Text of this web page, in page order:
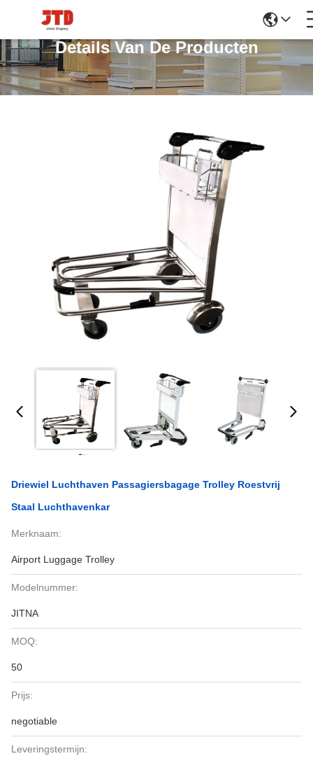
Details Van De Producten
Driewiel Luchthaven Passagiersbagage Trolley Roestvrij
Staal Luchthavenkar
Merknaam:
Airport Luggage Trolley
Modelnummer:
JITNA
MOQ:
50
Prijs:
negotiable
Leveringstermijn: